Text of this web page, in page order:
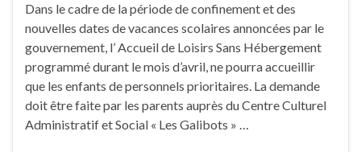
Dans le cadre de la période de confinement et des
nouvelles dates de vacances scolaires annoncées par le
gouvernement, l’ Accueil de Loisirs Sans Hébergement
programmé durant le mois d’avril, ne pourra accueillir
que les enfants de personnels prioritaires. La demande
doit être faite par les parents auprès du Centre Culturel
Administratif et Social « Les Galibots » …